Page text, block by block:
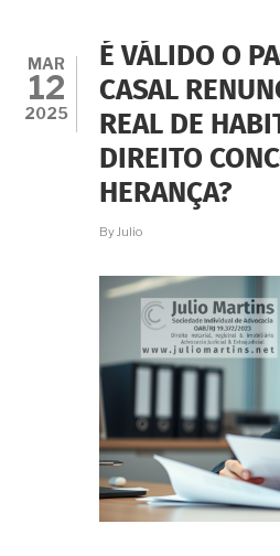
QUE
TEM
DE
PODE
NA
MAR
12
2025
É VÁLIDO O
CASAL
REAL DE
DIREITO
HERANÇA?
By Julio